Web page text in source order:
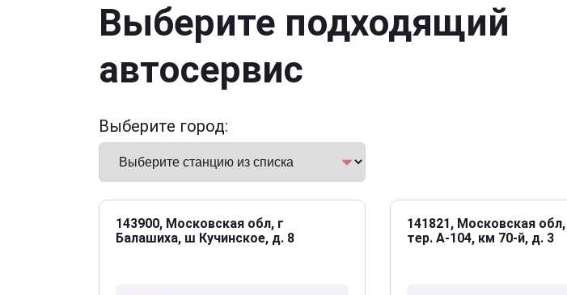
Выберите подходящий
автосервис
Выберите город:
143900, Московская обл, г
Балашиха, ш Кучинское, д. 8
141821, Московская
тер. А-104, км 70-й, д. 3